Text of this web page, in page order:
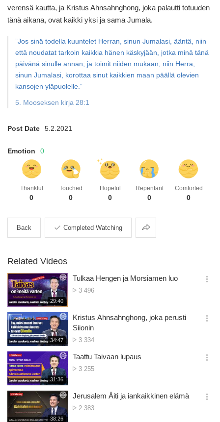
verensä kautta, ja Kristus Ahnsahnghong, joka palautti totuuden
tänä aikana, ovat kaikki yksi ja sama Jumala.
”Jos sinä todella kuuntelet Herran, sinun Jumalasi, ääntä, niin
että noudatat tarkoin kaikkia hänen käskyjään, jotka minä tänä
päivänä sinulle annan, ja toimit niiden mukaan, niin Herra,
sinun Jumalasi, korottaa sinut kaikkien maan päällä olevien
kansojen yläpuolelle.”
5. Mooseksen kirja 28:1
Post Date 5.2.2021
Emotion 0
Thankful
0
Touched
0
Hopeful
0
Repentant
0
Comforted
0
Back Completed Watching Share
Related Videos
재
생
시
간
29:40
Tulkaa Hengen ja Morsiamen luo
No.
3 496
옵
기
재
생
시
간
34:47
Kristus Ahnsahnghong, joka perusti
Siionin
No.
views
3 334
옵
기
재
생
시
간
31:36
Taattu Taivaan lupaus
No.
3 255
옵
기
재
38:26
Jerusalem Äiti ja iankaikkinen elämä
No.
2 383
옵